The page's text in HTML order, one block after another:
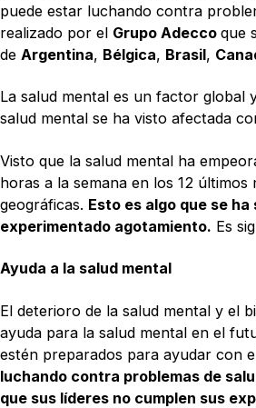
puede estar luchando contra
realizado por el Grupo Adecco que
de Argentina, Bélgica, Brasil,
La salud mental es un factor global
salud mental se ha visto afectada
Visto que la salud mental ha
horas a la semana en los 12
geográficas. Esto es algo que se
experimentado agotamiento. Es
Ayuda a la salud mental
El deterioro de la salud mental y el
ayuda para la salud mental en el
estén preparados para ayudar con
luchando contra problemas de
que sus líderes no cumplen sus